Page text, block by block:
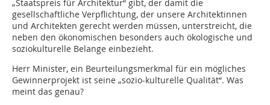
„Staatspreis für Architektur“ gibt, der damit die
gesellschaftliche Verpflichtung, der unsere Architektinnen
und Architekten gerecht werden müssen, unterstreicht, die
neben den ökonomischen besonders auch ökologische und
soziokulturelle Belange einbezieht.
Herr Minister, ein Beurteilungsmerkmal für ein mögliches
Gewinnerprojekt ist seine „sozio-kulturelle Qualität“. Was
meint das genau?